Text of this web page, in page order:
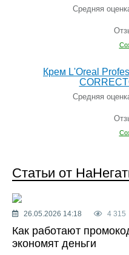
Средняя
Крем L'Oreal
Средняя
Статьи от
26.05.2026 14:18 4 315
Как работают
экономят деньги